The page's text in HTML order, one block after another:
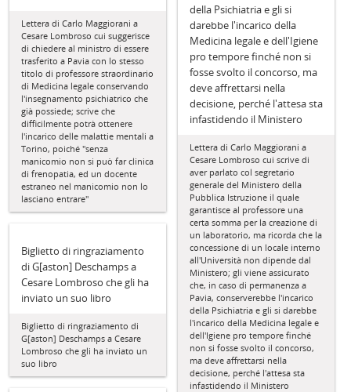
Lettera di Carlo Maggiorani a
Cesare Lombroso cui suggerisce
di chiedere al ministro di essere
trasferito a Pavia con lo stesso
titolo di professore straordinario
di Medicina legale conservando
l'insegnamento psichiatrico che
già possiede; scrive che
difficilmente potrà ottenere
l'incarico delle malattie mentali a
Torino, poiché "senza
manicomio non si può far clinica
di frenopatia, ed un docente
estraneo nel manicomio non lo
lasciano entrare"
della Psichiatria e gli si
darebbe l'incarico della
Medicina legale e dell'Igiene
pro tempore finché non si
fosse svolto il concorso, ma
deve affrettarsi nella
decisione, perché l'attesa sta
infastidendo il Ministero
Lettera di Carlo Maggiorani a
Cesare Lombroso cui scrive di
aver parlato col segretario
generale del Ministero della
Pubblica Istruzione il quale
garantisce al professore una
certa somma per la creazione di
un laboratorio, ma ricorda che la
concessione di un locale interno
all'Università non dipende dal
Ministero; gli viene assicurato
che, in caso di permanenza a
Pavia, conserverebbe l'incarico
della Psichiatria e gli si darebbe
l'incarico della Medicina legale e
dell'Igiene pro tempore finché
non si fosse svolto il concorso,
ma deve affrettarsi nella
decisione, perché l'attesa sta
infastidendo il Ministero
Biglietto di ringraziamento
di G[aston] Deschamps a
Cesare Lombroso che gli ha
inviato un suo libro
Biglietto di ringraziamento di
G[aston] Deschamps a Cesare
Lombroso che gli ha inviato un
suo libro